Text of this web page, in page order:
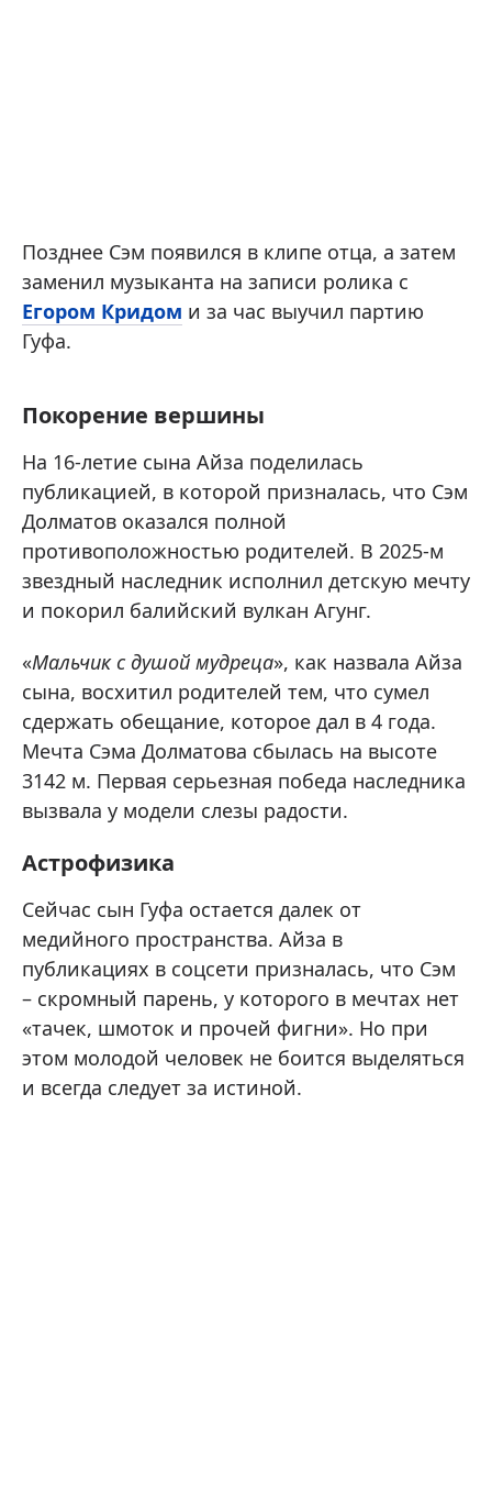
Позднее Сэм появился в клипе отца, а затем
заменил музыканта на записи ролика с
Егором Кридом и за час выучил партию
Гуфа.
Покорение вершины
На 16-летие сына Айза поделилась
публикацией, в которой призналась, что Сэм
Долматов оказался полной
противоположностью родителей. В 2025-м
звездный наследник исполнил детскую мечту
и покорил балийский вулкан Агунг.
«Мальчик с душой мудреца», как назвала Айза
сына, восхитил родителей тем, что сумел
сдержать обещание, которое дал в 4 года.
Мечта Сэма Долматова сбылась на высоте
3142 м. Первая серьезная победа наследника
вызвала у модели слезы радости.
Астрофизика
Сейчас сын Гуфа остается далек от
медийного пространства. Айза в
публикациях в соцсети призналась, что Сэм
– скромный парень, у которого в мечтах нет
«тачек, шмоток и прочей фигни». Но при
этом молодой человек не боится выделяться
и всегда следует за истиной.